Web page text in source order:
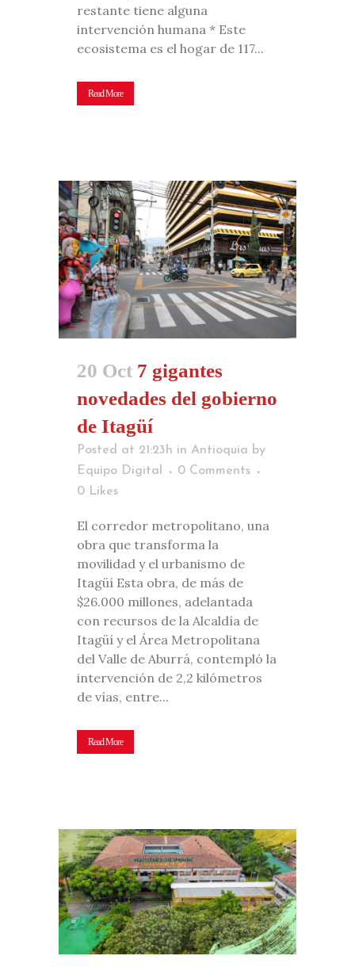
restante tiene alguna
intervención humana * Este
ecosistema es el hogar de 117...
Read More
20 Oct 7 gigantes
novedades del gobierno
de Itagüí
Posted at 21:23h in Antioquia by
Equipo Digital
0 Comments
0 Likes
El corredor metropolitano, una
obra que transforma la
movilidad y el urbanismo de
Itagüí Esta obra, de más de
$26.000 millones, adelantada
con recursos de la Alcaldía de
Itagüí y el Área Metropolitana
del Valle de Aburrá, contempló la
intervención de 2,2 kilómetros
de vías, entre...
Read More